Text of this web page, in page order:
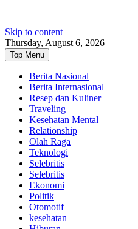
Skip to content
Thursday, August 6, 2026
Top Menu
Berita Nasional
Berita Internasional
Resep dan Kuliner
Traveling
Kesehatan Mental
Relationship
Olah Raga
Teknologi
Selebritis
Selebritis
Ekonomi
Politik
Otomotif
kesehatan